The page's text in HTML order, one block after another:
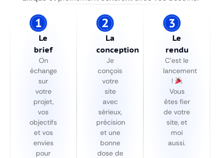
Le
brief
On
échange
sur
votre
projet,
vos
objectifs
et vos
envies
pour
La
conception
Je
conçois
votre
site
avec
sérieux,
précision
et une
bonne
dose de
Le
rendu
C’est le
lancement
!
Vous
êtes fier
de votre
site, et
moi
aussi.